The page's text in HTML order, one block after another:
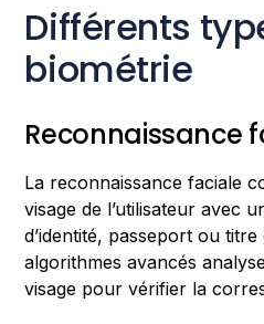
Différents
biométrie
Reconnaissance
La reconnaissance faciale
visage de l’utilisateur avec
d’identité, passeport ou
algorithmes avancés
visage pour vérifier la